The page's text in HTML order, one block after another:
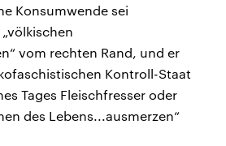
Konsumwende sei
vom rechten Rand, und er
Kontroll-Staat
Tages Fleischfresser oder
des Lebens...ausmerzen“